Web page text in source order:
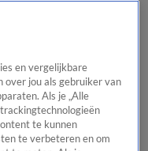
beste van Hart
Tip de
en vergelijkbare
over jou als gebruiker van
Als je „Alle
te kunnen
te verbeteren en om